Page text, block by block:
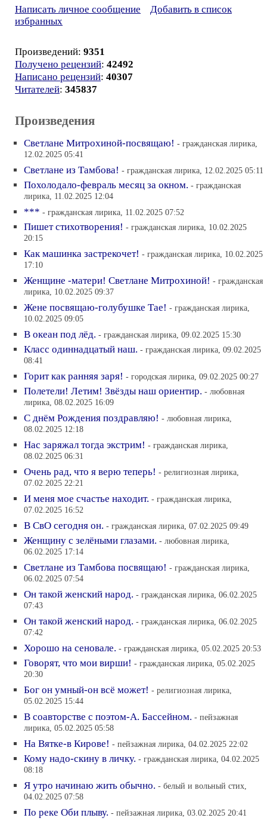
Написать личное сообщение
Добавить в список
избранных
Произведений: 9351
Получено рецензий: 42492
Написано рецензий: 40307
Читателей: 345837
Произведения
Светлане Митрохиной-посвящаю! - гражданская лирика,
12.02.2025 05:41
Светлане из Тамбова! - гражданская лирика, 12.02.2025 05:11
Похолодало-февраль месяц за окном. - гражданская
лирика, 11.02.2025 12:04
*** - гражданская лирика, 11.02.2025 07:52
Пишет стихотворения! - гражданская лирика, 10.02.2025
20:15
Как машинка застрекочет! - гражданская лирика, 10.02.2025
17:10
Женщине -матери! Светлане Митрохиной! - гражданская
лирика, 10.02.2025 09:37
Жене посвящаю-голубушке Тае! - гражданская лирика,
10.02.2025 09:05
В океан под лёд. - гражданская лирика, 09.02.2025 15:30
Класс одиннадцатый наш. - гражданская лирика, 09.02.2025
08:41
Горит как ранняя заря! - городская лирика, 09.02.2025 00:27
Полетели! Летим! Звёзды наш ориентир. - любовная
лирика, 08.02.2025 16:09
С днём Рождения поздравляю! - любовная лирика,
08.02.2025 12:18
Нас заряжал тогда экстрим! - гражданская лирика,
08.02.2025 06:31
Очень рад, что я верю теперь! - религиозная лирика,
07.02.2025 22:21
И меня мое счастье находит. - гражданская лирика,
07.02.2025 16:52
В СвО сегодня он. - гражданская лирика, 07.02.2025 09:49
Женщину с зелёными глазами. - любовная лирика,
06.02.2025 17:14
Светлане из Тамбова посвящаю! - гражданская лирика,
06.02.2025 07:54
Он такой женский народ. - гражданская лирика, 06.02.2025
07:43
Он такой женский народ. - гражданская лирика, 06.02.2025
07:42
Хорошо на сеновале. - гражданская лирика, 05.02.2025 20:53
Говорят, что мои вирши! - гражданская лирика, 05.02.2025
20:30
Бог он умный-он всё может! - религиозная лирика,
05.02.2025 15:44
В соавторстве с поэтом-А. Бассейном. - пейзажная
лирика, 05.02.2025 05:58
На Вятке-в Кирове! - пейзажная лирика, 04.02.2025 22:02
Кому надо-скину в личку. - гражданская лирика, 04.02.2025
08:18
Я утро начинаю жить обычно. - белый и вольный стих,
04.02.2025 07:58
По реке Оби плыву. - пейзажная лирика, 03.02.2025 20:41